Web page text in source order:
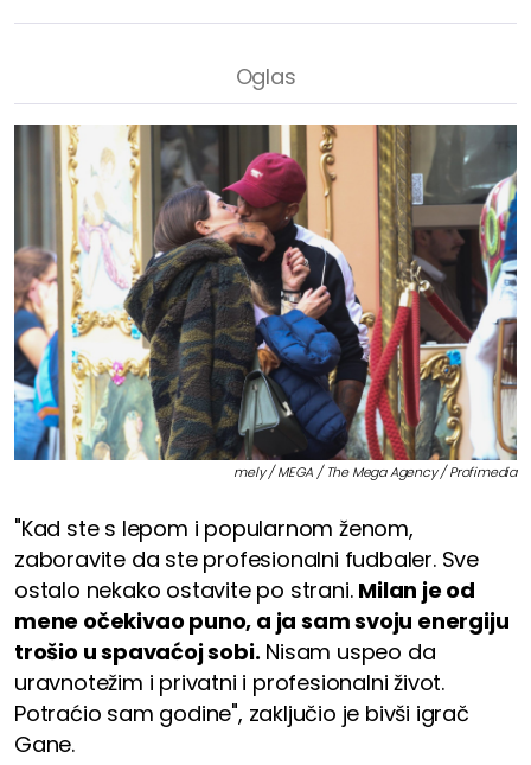
mely / MEGA / The Mega Agency / Profimedia
"Kad ste s lepom i popularnom ženom,
zaboravite da ste profesionalni fudbaler. Sve
ostalo nekako ostavite po strani. Milan je od
mene očekivao puno, a ja sam svoju energiju
trošio u spavaćoj sobi. Nisam uspeo da
uravnotežim i privatni i profesionalni život.
Potraćio sam godine", zaključio je bivši igrač
Gane.